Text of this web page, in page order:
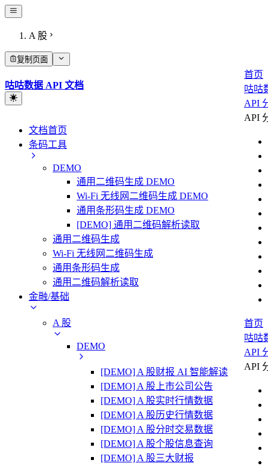
A 股
复制页面
咕咕数据 API 文档
文档首页
条码工具
DEMO
通用二维码生成 DEMO
Wi-Fi 无线网二维码生成 DEMO
通用条形码生成 DEMO
[DEMO] 通用二维码解析读取
通用二维码生成
Wi-Fi 无线网二维码生成
通用条形码生成
通用二维码解析读取
金融/基础
A 股
DEMO
[DEMO] A 股财报 AI 智能解读
[DEMO] A 股上市公司公告
[DEMO] A 股实时行情数据
[DEMO] A 股历史行情数据
[DEMO] A 股分时交易数据
[DEMO] A 股个股信息查询
[DEMO] A 股三大财报
首页
咕咕
API
API
首页
咕咕
API
API